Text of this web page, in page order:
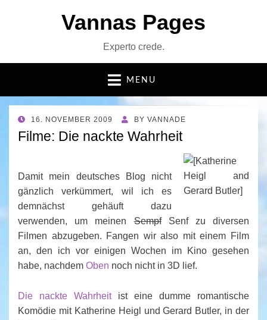
Vannas Pages
Experto crede.
MENU
POSTED
ON
16. NOVEMBER 2009 BY VANNADE
Filme: Die nackte Wahrheit
Damit mein deutsches Blog nicht
gänzlich verkümmert, wil ich es
demnächst gehäuft dazu
verwenden, um meinenSempfSenf zu diversen
Filmen abzugeben. Fangen wir also mit einem Film
an, den ich vor einigen Wochen im Kino gesehen
habe, nachdem Oben noch nicht in 3D lief.
Die nackte Wahrheitist eine dumme romantische
Komödie mit Katherine Heigl und Gerard Butler, in der